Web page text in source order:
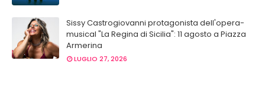
Sissy Castrogiovanni protagonista dell'opera-
musical "La Regina di Sicilia": 11 agosto a Piazza
Armerina
LUGLIO 27, 2026